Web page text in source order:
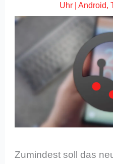
Uhr
Android,
Zumindest soll das